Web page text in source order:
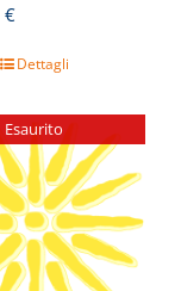
€
Dettagli
Esaurito